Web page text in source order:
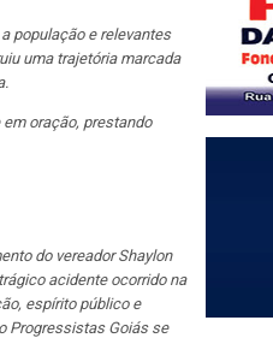
população e relevantes
uma trajetória marcada
oração, prestando
do vereador Shaylon
acidente ocorrido na
espírito público e
Progressistas Goiás se